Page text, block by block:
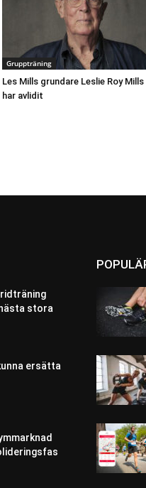
Gruppträning
Les Mills grundare Leslie Roy Mills
har avlidit
stora
ersätta